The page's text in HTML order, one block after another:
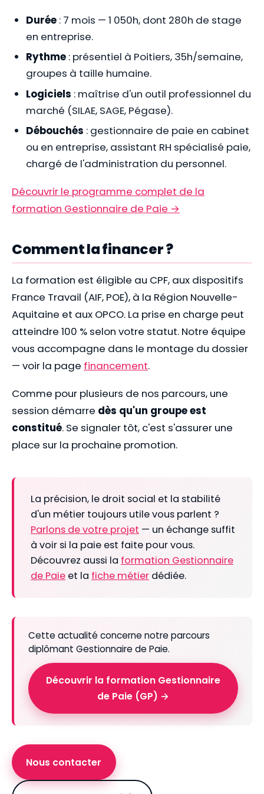
Durée : 7 mois — 1 050h, dont 280h de stage
en entreprise.
Rythme : présentiel à Poitiers, 35h/semaine,
groupes à taille humaine.
Logiciels : maîtrise d'un outil professionnel du
marché (SILAE, SAGE, Pégase).
Débouchés : gestionnaire de paie en cabinet
ou en entreprise, assistant RH spécialisé paie,
chargé de l'administration du personnel.
Découvrir le programme complet de la
formation Gestionnaire de Paie →
Comment la financer ?
La formation est éligible au CPF, aux dispositifs
France Travail (AIF, POE), à la Région Nouvelle-
Aquitaine et aux OPCO. La prise en charge peut
atteindre 100 % selon votre statut. Notre équipe
vous accompagne dans le montage du dossier
— voir la page financement.
Comme pour plusieurs de nos parcours, une
session démarre dès qu'un groupe est
constitué. Se signaler tôt, c'est s'assurer une
place sur la prochaine promotion.
La précision, le droit social et la stabilité
d'un métier toujours utile vous parlent ?
Parlons de votre projet — un échange suffit
à voir si la paie est faite pour vous.
Découvrez aussi la formation Gestionnaire
de Paie et la fiche métier dédiée.
Cette actualité concerne notre parcours
diplômant Gestionnaire de Paie.
Découvrir la formation Gestionnaire
de Paie (GP) →
Nous contacter